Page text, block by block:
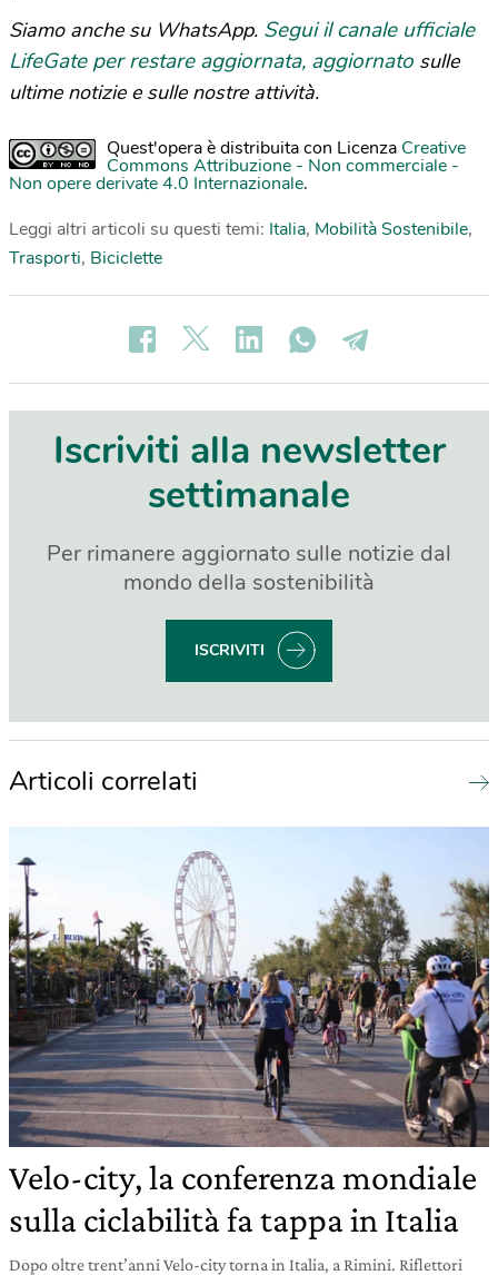
Siamo anche su WhatsApp. Segui il canale ufficiale
LifeGate per restare aggiornata, aggiornato sulle
ultime notizie e sulle nostre attività.
Quest'opera è distribuita con Licenza Creative
Commons Attribuzione - Non commerciale -
Non opere derivate 4.0 Internazionale.
Leggi altri articoli su questi temi: Italia, Mobilità Sostenibile,
Trasporti, Biciclette
Iscriviti alla newsletter
settimanale
Per rimanere aggiornato sulle notizie dal
mondo della sostenibilità
ISCRIVITI
Articoli correlati
Velo-city, la conferenza mondiale
sulla ciclabilità fa tappa in Italia
Dopo oltre trent’anni Velo-city torna in Italia, a Rimini. Riflettori